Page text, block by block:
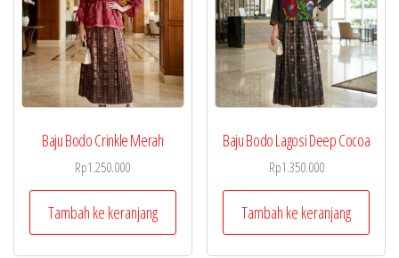
Baju Bodo Crinkle Merah
Rp1.250.000
Tambah ke keranjang
Baju Bodo Lagosi Deep Cocoa
Rp1.350.000
Tambah ke keranjang